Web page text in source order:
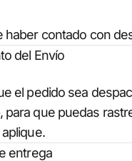
haber contado con
del Envío
el pedido sea
para que puedas
entrega